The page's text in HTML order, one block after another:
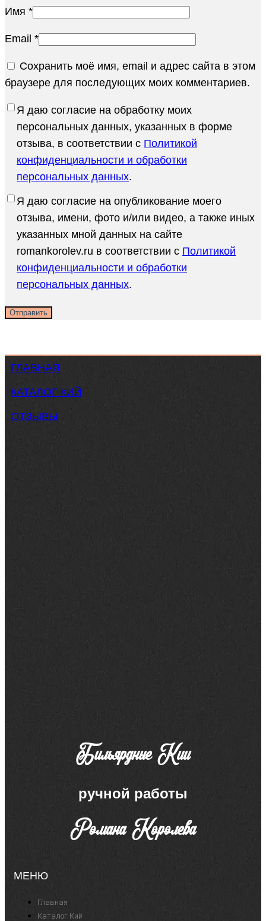
Имя *
Email *
Сохранить моё имя, email и адрес сайта в этом
браузере для последующих моих комментариев.
Я даю согласие на обработку моих
персональных данных, указанных в форме
отзыва, в соответствии с Политикой
конфиденциальности и обработки
персональных данных.
Я даю согласие на опубликование моего
отзыва, имени, фото и/или видео, а также иных
указанных мной данных на сайте
romankorolev.ru в соответствии с Политикой
конфиденциальности и обработки
персональных данных.
ГЛАВНАЯ
КАТАЛОГ КИЙ
ОТЗЫВЫ
Бильярдные Кии
ручной работы
Романа Королева
МЕНЮ
Главная
Каталог Кий